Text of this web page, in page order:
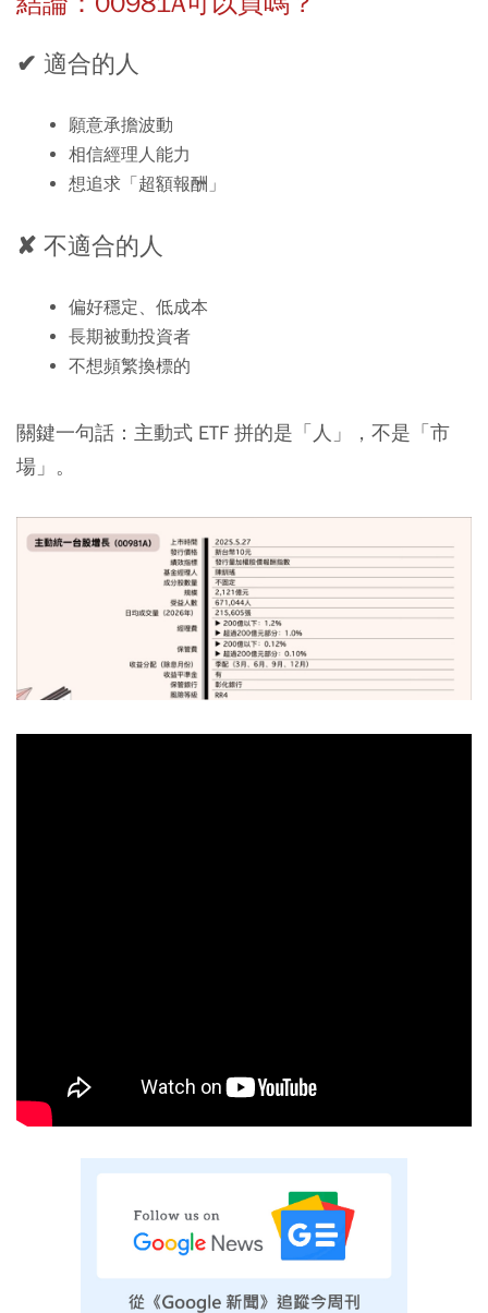
✔ 適合的人
願意承擔波動
相信經理人能力
想追求「超額報酬」
✘ 不適合的人
偏好穩定、低成本
長期被動投資者
不想頻繁換標的
關鍵一句話：主動式 ETF 拼的是「人」，不是「市
場」。